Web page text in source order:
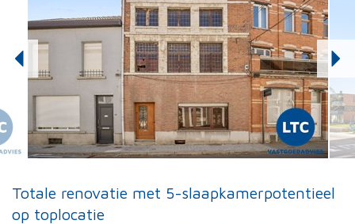
Totale renovatie met 5-slaapkamerpotentieel
op toplocatie